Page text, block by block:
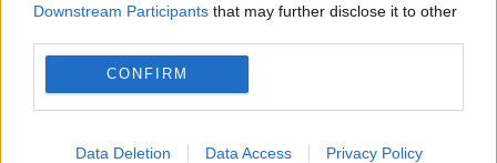
Downstream Participants that may further disclose it to other
CONFIRM
Data Deletion Data Access Privacy Policy